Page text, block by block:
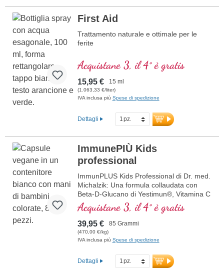
First Aid
Trattamento naturale e ottimale per le
ferite
Acquistane 3, il 4° è gratis
15,95 € 15 ml
(1.063,33 €/liter)
IVA inclusa più Spese di spedizione
Dettagli
ImmunePIÙ Kids
professional
ImmunPLUS Kids Professional di Dr. med.
Michalzik: Una formula collaudata con
Beta-D-Glucano di Yestimun®, Vitamina C
naturale da Acerola bio, Vitamina D3
vegana e Zinco organicamente legato.
Progettato specificamente per bambini,
supporta il sistema immunitario in modo
mirato e sicuro. Contiene anche Inulina
L'Inulina migliora la flora intestinale.
Sviluppato da medici. Sigillatura senza
Acquistane 3, il 4° è gratis
39,95 € 85 Grammi
(470,00 €/kg)
IVA inclusa più Spese di spedizione
Dettagli